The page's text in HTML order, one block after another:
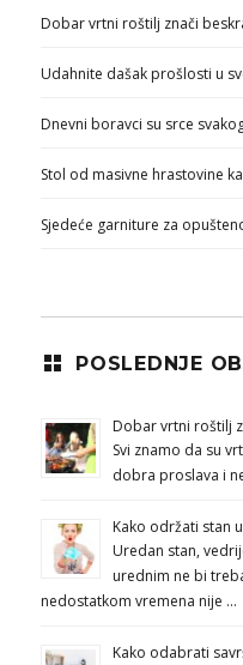
Dobar vrtni roštilj znači
Udahnite dašak prošlosti u
Dnevni boravci su srce
Stol od masivne hrastovine
Sjedeće garniture za
POSLEDNJE
Dobar vrtni roštilj
Svi znamo da su
dobra proslava i
Kako održati stan
Uredan stan,
urednim ne bi
nedostatkom vremena nije …
Kako odabrati